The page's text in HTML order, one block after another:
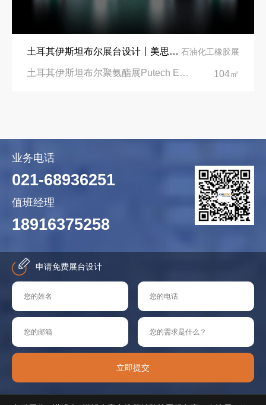
土耳其伊斯坦布尔展台设计丨美思德创新产品，打造聚氨酯行业标杆 石油化工橡胶展
土耳其伊斯坦布尔聚氨酯展Putech Eurasia|土耳其国际会展中心 104㎡
业务电话
021-68936251
值班经理
18916375258
申请免费展台设计
立即提交